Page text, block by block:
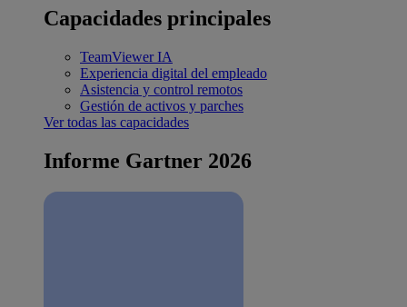
Capacidades principales
TeamViewer IA
Experiencia digital del empleado
Asistencia y control remotos
Gestión de activos y parches
Ver todas las capacidades
Informe Gartner 2026